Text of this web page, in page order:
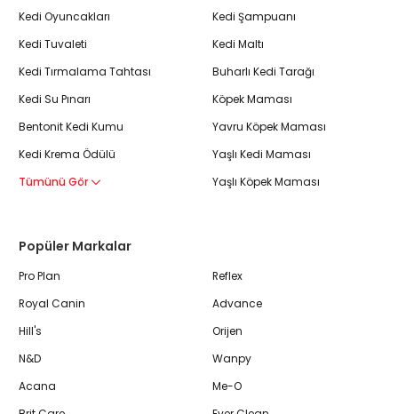
Kedi Oyuncakları
Kedi Tuvaleti
Kedi Tırmalama Tahtası
Kedi Su Pınarı
Bentonit Kedi Kumu
Kedi Krema Ödülü
Tümünü Gör
Kedi Şampuanı
Kedi Maltı
Buharlı Kedi Tarağı
Köpek Maması
Yavru Köpek Maması
Yaşlı Kedi Maması
Yaşlı Köpek Maması
Popüler Markalar
Pro Plan
Royal Canin
Hill's
N&D
Acana
Reflex
Advance
Orijen
Wanpy
Me-O